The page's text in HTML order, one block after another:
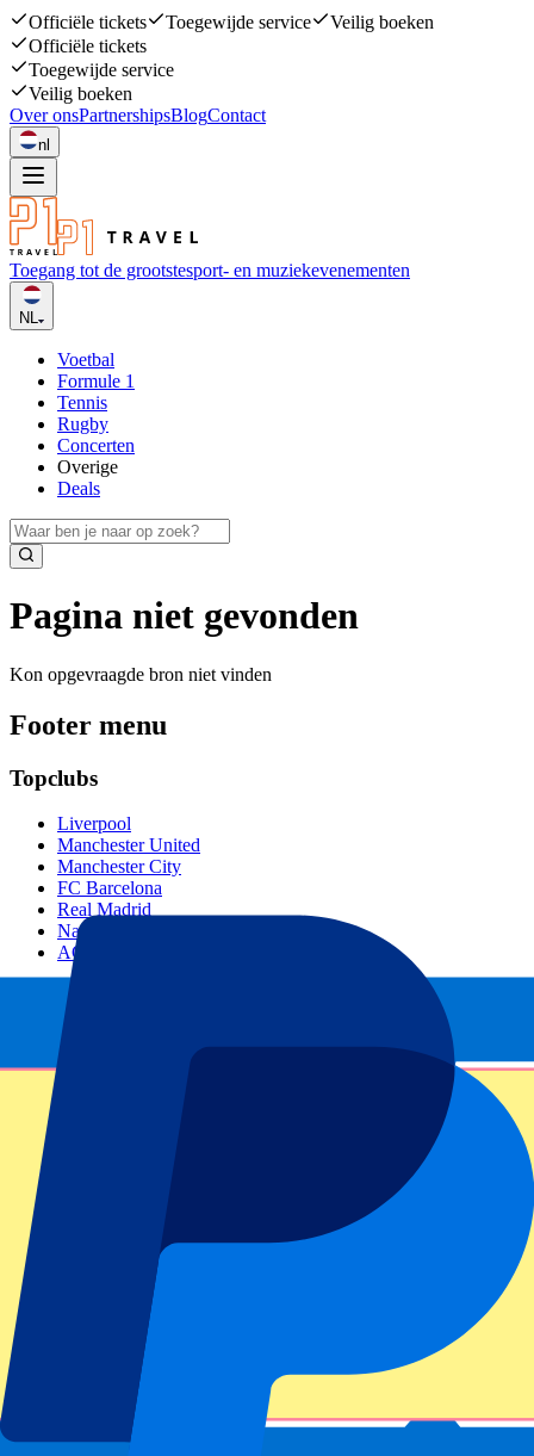
Officiële tickets Toegewijde service
Veilig boeken
Officiële tickets
Toegewijde service
Veilig boeken
Over onsPartnershipsBlogContact
nl
Toegang tot de grootstesport- en muziekevenementen
NL
Voetbal
Formule 1
Tennis
Rugby
Concerten
Overige
Deals
Pagina niet gevonden
Kon opgevraagde bron niet vinden
Footer menu
Topclubs
Liverpool
Manchester United
Manchester City
FC Barcelona
Real Madrid
Napoli
AC Milan
Populaire events
GP Spanje
Alle sporten
Voetbalcompetities
Champions League
Premier League
Serie A